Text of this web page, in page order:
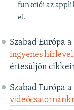
funkciói az
el.
Szabad Európa a
ingyenes
értesüljön
Szabad Európa a